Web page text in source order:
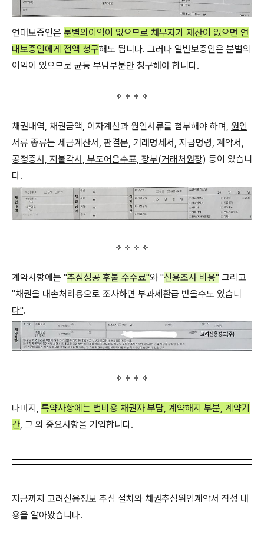
연대보증인은 분별의이익이 없으므로 채무자가 재산이 없으면 연
대보증인에게 전액 청구해도 됩니다. 그러나 일반보증인은 분별의
이익이 있으므로 균등 부담부분만 청구해야 합니다.
채권내역, 채권금액, 이자계산과 원인서류를 첨부해야 하며, 원인
서류 종류는 세금계산서, 판결문, 거래명세서, 지급명령, 계약서,
공정증서, 지불각서, 부도어음수표, 장부(거래처원장) 등이 있습니
다.
계약사항에는 "추심성공 후불 수수료"와 "신용조사 비용" 그리고
"채권을 대손처리용으로 조사하면 부과세환급 받을수도 있습니
다".
나머지, 특약사항에는 법비용 채권자 부담, 계약해지 부분, 계약기
간 , 그 외 중요사항을 기입합니다.
지금까지 고려신용정보 추심 절차와 채권추심위임계약서 작성 내
용을 알아봤습니다.